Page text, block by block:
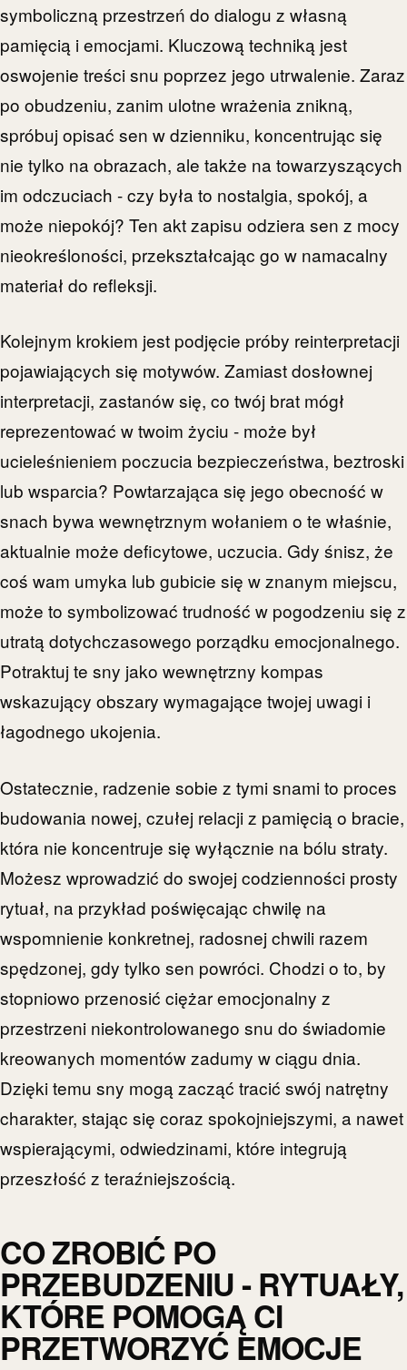
symboliczną przestrzeń do dialogu z własną
pamięcią i emocjami. Kluczową techniką jest
oswojenie treści snu poprzez jego utrwalenie. Zaraz
po obudzeniu, zanim ulotne wrażenia znikną,
spróbuj opisać sen w dzienniku, koncentrując się
nie tylko na obrazach, ale także na towarzyszących
im odczuciach - czy była to nostalgia, spokój, a
może niepokój? Ten akt zapisu odziera sen z mocy
nieokreśloności, przekształcając go w namacalny
materiał do refleksji.
Kolejnym krokiem jest podjęcie próby reinterpretacji
pojawiających się motywów. Zamiast dosłownej
interpretacji, zastanów się, co twój brat mógł
reprezentować w twoim życiu - może był
ucieleśnieniem poczucia bezpieczeństwa, beztroski
lub wsparcia? Powtarzająca się jego obecność w
snach bywa wewnętrznym wołaniem o te właśnie,
aktualnie może deficytowe, uczucia. Gdy śnisz, że
coś wam umyka lub gubicie się w znanym miejscu,
może to symbolizować trudność w pogodzeniu się z
utratą dotychczasowego porządku emocjonalnego.
Potraktuj te sny jako wewnętrzny kompas
wskazujący obszary wymagające twojej uwagi i
łagodnego ukojenia.
Ostatecznie, radzenie sobie z tymi snami to proces
budowania nowej, czułej relacji z pamięcią o bracie,
która nie koncentruje się wyłącznie na bólu straty.
Możesz wprowadzić do swojej codzienności prosty
rytuał, na przykład poświęcając chwilę na
wspomnienie konkretnej, radosnej chwili razem
spędzonej, gdy tylko sen powróci. Chodzi o to, by
stopniowo przenosić ciężar emocjonalny z
przestrzeni niekontrolowanego snu do świadomie
kreowanych momentów zadumy w ciągu dnia.
Dzięki temu sny mogą zacząć tracić swój natrętny
charakter, stając się coraz spokojniejszymi, a nawet
wspierającymi, odwiedzinami, które integrują
przeszłość z teraźniejszością.
CO ZROBIĆ PO
PRZEBUDZENIU - RYTUAŁY,
KTÓRE POMOGĄ CI
PRZETWORZYĆ EMOCJE